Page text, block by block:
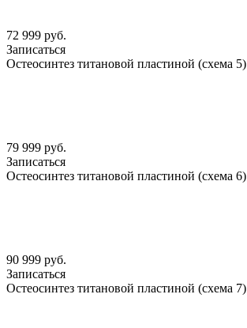
72 999 руб.
Записаться
Остеосинтез титановой пластиной (схема 5)
79 999 руб.
Записаться
Остеосинтез титановой пластиной (схема 6)
90 999 руб.
Записаться
Остеосинтез титановой пластиной (схема 7)